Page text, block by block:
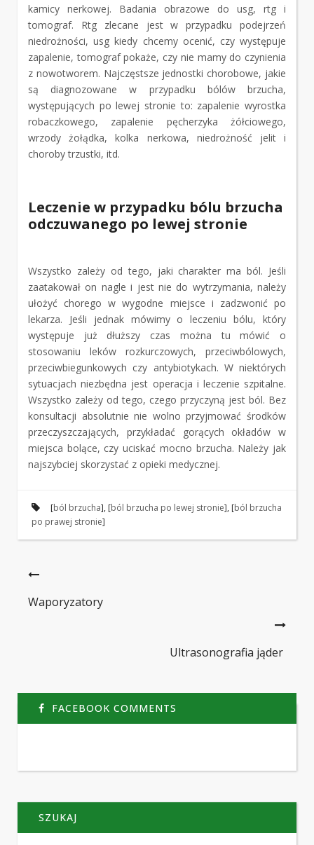
kamicy nerkowej. Badania obrazowe do usg, rtg i
tomograf. Rtg zlecane jest w przypadku podejrzeń
niedrożności, usg kiedy chcemy ocenić, czy występuje
zapalenie, tomograf pokaże, czy nie mamy do czynienia
z nowotworem. Najczęstsze jednostki chorobowe, jakie
są diagnozowane w przypadku bólów brzucha,
występujących po lewej stronie to: zapalenie wyrostka
robaczkowego, zapalenie pęcherzyka żółciowego,
wrzody żołądka, kolka nerkowa, niedrożność jelit i
choroby trzustki, itd.
Leczenie w przypadku bólu brzucha
odczuwanego po lewej stronie
Wszystko zależy od tego, jaki charakter ma ból. Jeśli
zaatakował on nagle i jest nie do wytrzymania, należy
ułożyć chorego w wygodne miejsce i zadzwonić po
lekarza. Jeśli jednak mówimy o leczeniu bólu, który
występuje już dłuższy czas można tu mówić o
stosowaniu leków rozkurczowych, przeciwbólowych,
przeciwbiegunkowych czy antybiotykach. W niektórych
sytuacjach niezbędna jest operacja i leczenie szpitalne.
Wszystko zależy od tego, czego przyczyną jest ból. Bez
konsultacji absolutnie nie wolno przyjmować środków
przeczyszczających, przykładać gorących okładów w
miejsca bolące, czy uciskać mocno brzucha. Należy jak
najszybciej skorzystać z opieki medycznej.
[ból brzucha], [ból brzucha po lewej stronie], [ból brzucha
po prawej stronie]
Waporyzatory
Ultrasonografia jąder
FACEBOOK COMMENTS
SZUKAJ